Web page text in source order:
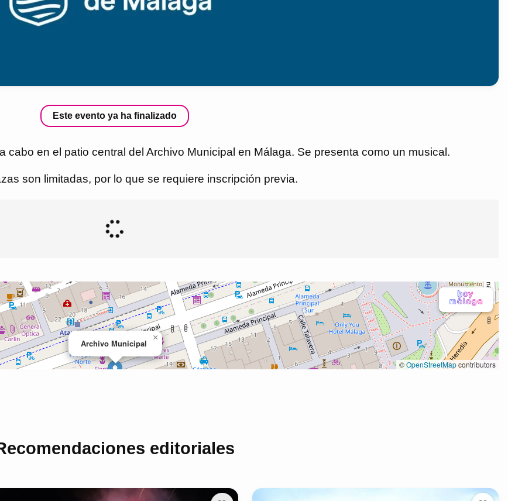
Este evento ya ha finalizado
cabo en el patio central del Archivo Municipal en Málaga. Se presenta como un musical.
son limitadas, por lo que se requiere inscripción previa.
editoriales